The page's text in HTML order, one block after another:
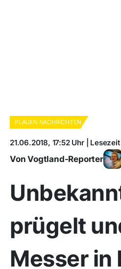
PLAUEN NACHRICHTEN
21.06.2018, 17:52 Uhr | Lesezeit
Von Vogtland-Reporter
prügelt
Messer in